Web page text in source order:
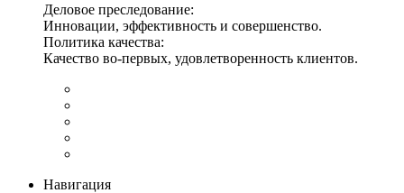
Деловое преследование:
Инновации, эффективность и совершенство.
Политика качества:
Качество во-первых, удовлетворенность клиентов.
Навигация